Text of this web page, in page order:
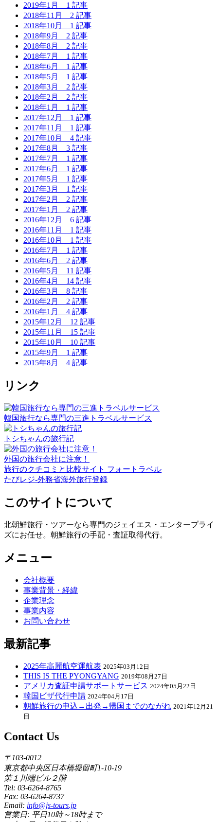
2019年1月 1 記事
2018年11月 2 記事
2018年10月 1 記事
2018年9月 2 記事
2018年8月 2 記事
2018年7月 1 記事
2018年6月 1 記事
2018年5月 1 記事
2018年3月 2 記事
2018年2月 2 記事
2018年1月 1 記事
2017年12月 1 記事
2017年11月 1 記事
2017年10月 4 記事
2017年8月 3 記事
2017年7月 1 記事
2017年6月 1 記事
2017年5月 1 記事
2017年3月 1 記事
2017年2月 2 記事
2017年1月 2 記事
2016年12月 6 記事
2016年11月 1 記事
2016年10月 1 記事
2016年7月 1 記事
2016年6月 2 記事
2016年5月 11 記事
2016年4月 14 記事
2016年3月 8 記事
2016年2月 2 記事
2016年1月 4 記事
2015年12月 12 記事
2015年11月 15 記事
2015年10月 10 記事
2015年9月 1 記事
2015年8月 4 記事
リンク
韓国旅行なら専門の三進トラベルサービス
トシちゃんの旅行記
外国の旅行会社に注意！
旅行のクチコミと比較サイト フォートラベル
たびレジ-外務省海外旅行登録
このサイトについて
北朝鮮旅行・ツアーなら専門のジェイエス・エンタープライ
ズにお任せ。朝鮮旅行の手配・査証取得代行。
メニュー
会社概要
事業背景・経緯
企業理念
事業内容
お問い合わせ
最新記事
2025年高麗航空運航表 2025年03月12日
THIS IS THE PYONGYANG 2019年08月27日
アメリカ査証申請サポートサービス 2024年05月22日
韓国ビザ代行申請 2024年04月17日
朝鮮旅行の申込→出発→帰国までのながれ 2021年12月21
日
Contact Us
〒103-0012
東京都中央区日本橋堀留町1-10-19
第１川端ビル２階
Tel: 03-6264-8765
Fax: 03-6264-8737
Email: info@js-tours.jp
営業日: 平日10時～18時まで